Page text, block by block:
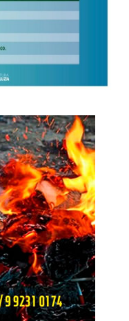
previstas no
Em seguida, João
do portfólio da
em pesquisa,
nutrição vegetal
foram apresentados
novas estratégias
para pastagens,
de debates técnicos
entre
das
ainda com palestras
Igor Barreto,
análise do cenário
o agronegócio, e do
abordou os desafios
e ao manejo com